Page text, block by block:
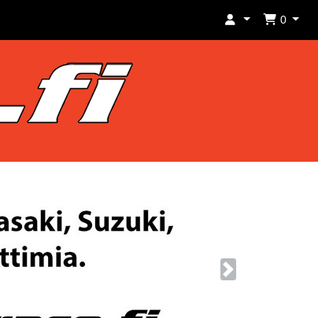
0
Next